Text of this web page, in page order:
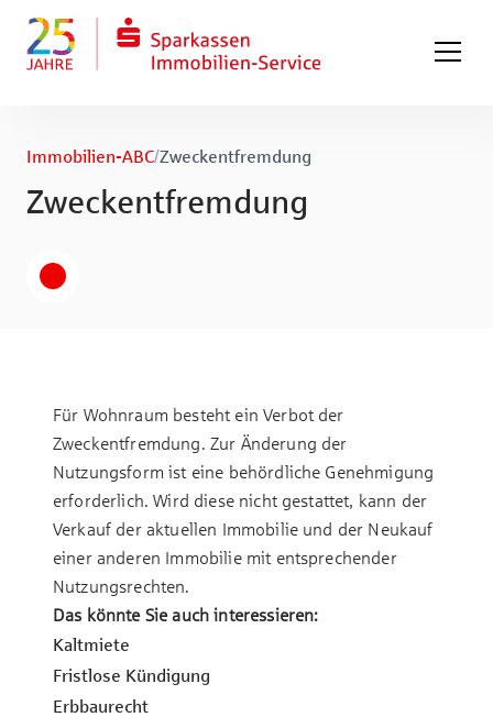
Zum Fuß springen
Immobilien-ABC/Zweckentfremdung
Zweckentfremdung
Für Wohnraum besteht ein Verbot der
Zweckentfremdung. Zur Änderung der
Nutzungsform ist eine behördliche Genehmigung
erforderlich. Wird diese nicht gestattet, kann der
Verkauf der aktuellen Immobilie und der Neukauf
einer anderen Immobilie mit entsprechender
Nutzungsrechten.
Das könnte Sie auch interessieren:
Kalt­mie­te
Frist­lose Kün­di­gung
Erb­bau­recht